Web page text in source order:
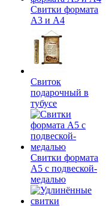
Свитки формата
А3 и А4
Свиток
подарочный в
тубусе
Свитки формата
А5 с подвеской-
медалью